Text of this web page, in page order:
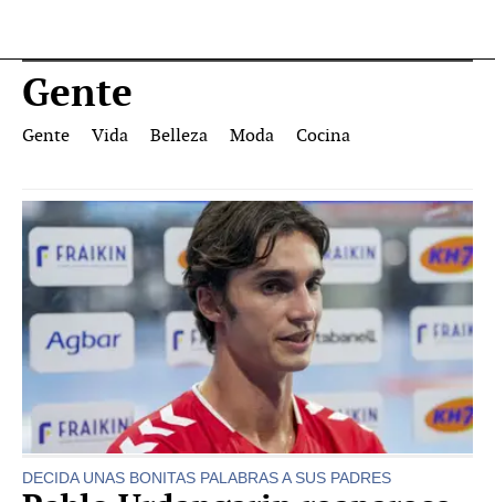
Gente
Gente Vida Belleza Moda Cocina
DECIDA UNAS BONITAS PALABRAS A SUS PADRES